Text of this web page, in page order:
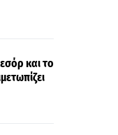
και το